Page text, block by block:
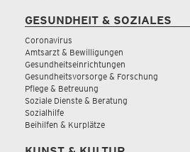
GESUNDHEIT & SOZIALES
Coronavirus
Amtsarzt & Bewilligungen
Gesundheitseinrichtungen
Gesundheitsvorsorge & Forschung
Pflege & Betreuung
Soziale Dienste & Beratung
Sozialhilfe
Beihilfen & Kurplätze